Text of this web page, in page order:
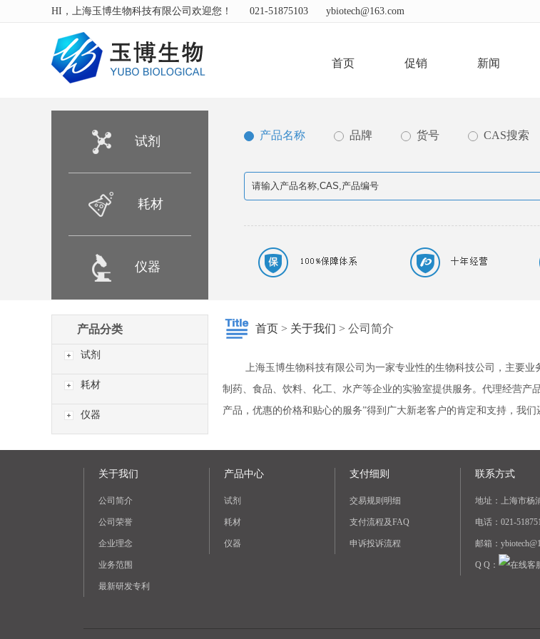
HI，上海玉博生物科技有限公司欢迎您！ 021-51875103 ybiotech@163.com
首页 促销 新闻
试剂
耗材
仪器
产品名称 品牌 货号 CAS搜索
产品分类
试剂
耗材
仪器
首页 > 关于我们 > 公司简介
上海玉博生物科技有限公司为一家专业性的生物科技公司，主要业
制药、食品、饮料、化工、水产等企业的实验室提供服务。代理经营
产品，优惠的价格和贴心的服务”得到广大新老客户的肯定和支持，我
关于我们
公司简介
公司荣誉
企业理念
业务范围
最新研发专利
产品中心
试剂
耗材
仪器
支付细则
交易规则明细
支付流程及FAQ
申诉投诉流程
联系方式
地址：上海市杨
电话：021-
邮箱：
Q Q：